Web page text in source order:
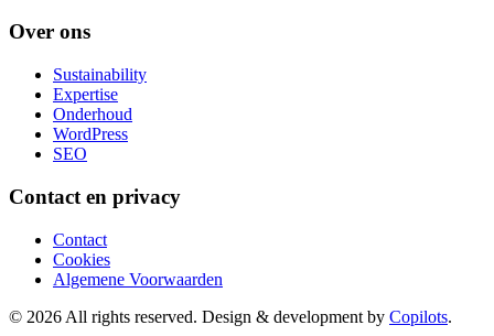
Over ons
Sustainability
Expertise
Onderhoud
WordPress
SEO
Contact en privacy
Contact
Cookies
Algemene Voorwaarden
© 2026 All rights reserved. Design & development by Copilots.